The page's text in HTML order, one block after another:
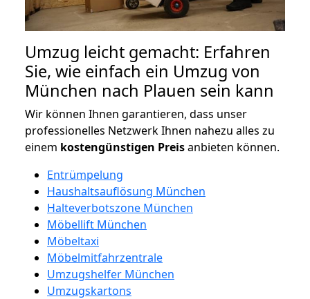
Umzug leicht gemacht: Erfahren
Sie, wie einfach ein Umzug von
München nach Plauen sein kann
Wir können Ihnen garantieren, dass unser
professionelles Netzwerk Ihnen nahezu alles zu
einem kostengünstigen Preisanbieten können.
Entrümpelung
Haushaltsauflösung München
Halteverbotszone München
Möbellift München
Möbeltaxi
Möbelmitfahrzentrale
Umzugshelfer München
Umzugskartons